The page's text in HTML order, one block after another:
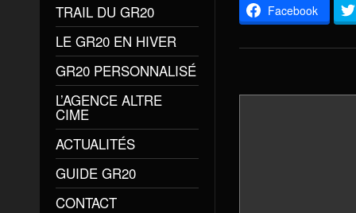
Facebook
TRAIL DU GR20
LE GR20 EN HIVER
GR20 PERSONNALISÉ
L’AGENCE ALTRE
CIME
ACTUALITÉS
GUIDE GR20
CONTACT